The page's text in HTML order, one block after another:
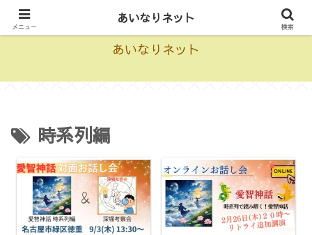
愛智神話を動画で学べる情報サイト
あいなりネット
時系列編
メニュー
あいなりネット
検索